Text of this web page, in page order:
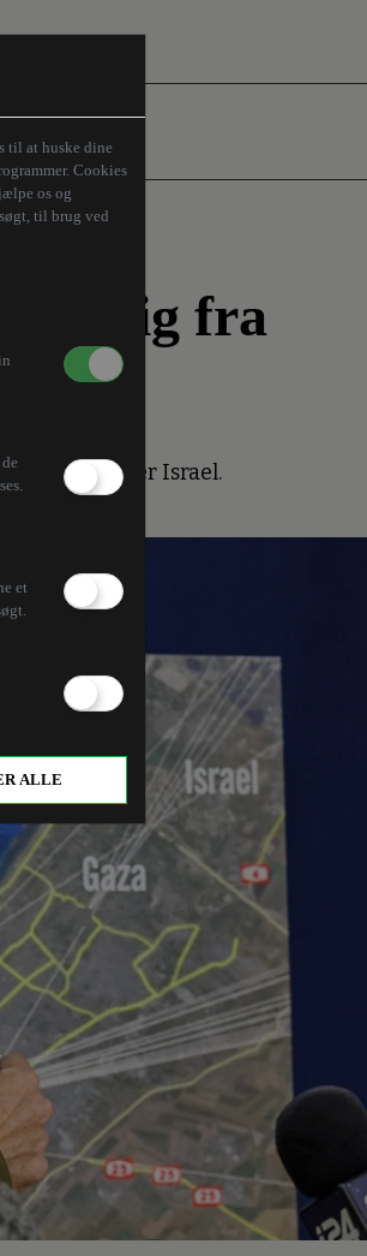
til at huske dine
Cookies
os og
til brug ved
et
ALLE
krig fra
i Gaza, siger Israel.